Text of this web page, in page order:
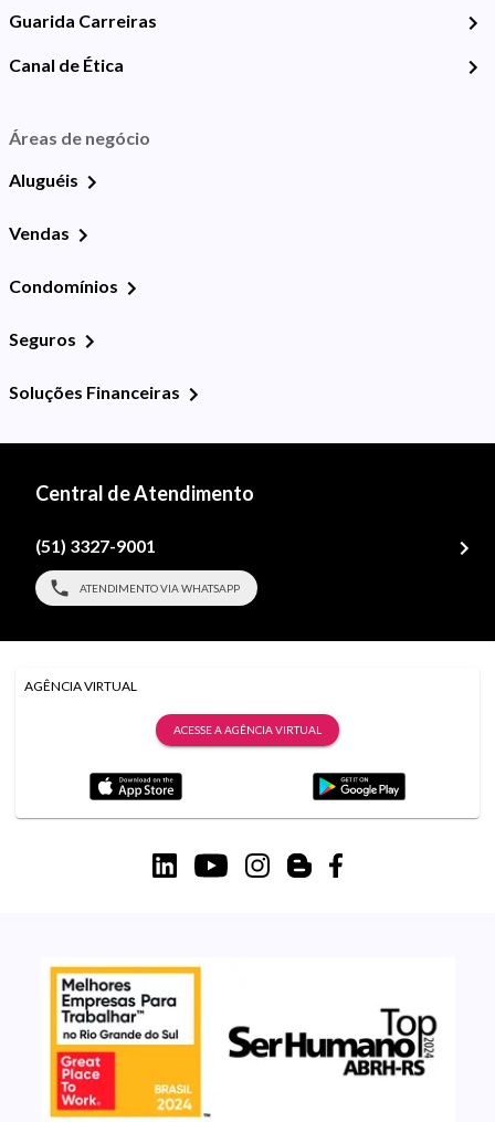
Guarida Carreiras
Canal de Ética
Áreas de negócio
Aluguéis
Vendas
Condomínios
Seguros
Soluções Financeiras
Central de Atendimento
(51) 3327-9001
ATENDIMENTO VIA WHATSAPP
AGÊNCIA VIRTUAL
ACESSE A AGÊNCIA VIRTUAL